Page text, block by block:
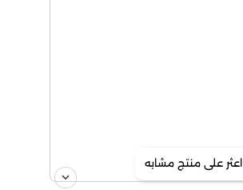
اعثر على منتج مشابه